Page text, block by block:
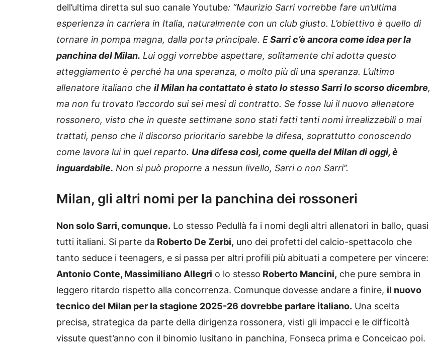
dell’ultima diretta sul suo canale Youtube: “Maurizio Sarri vorrebbe fare un’ultima
esperienza in carriera in Italia, naturalmente con un club giusto. L’obiettivo è quello di
tornare in pompa magna, dalla porta principale. ESarri c’è ancora come idea per la
panchina del Milan. Lui oggi vorrebbe aspettare, solitamente chi adotta questo
atteggiamento è perché ha una speranza, o molto più di una speranza. L’ultimo
allenatore italiano che il Milan ha contattato è stato lo stesso Sarri lo scorso dicembre,
ma non fu trovato l’accordo sui sei mesi di contratto. Se fosse lui il nuovo allenatore
rossonero, visto che in queste settimane sono stati fatti tanti nomi irrealizzabili o mai
trattati, penso che il discorso prioritario sarebbe la difesa, soprattutto conoscendo
come lavora lui in quel reparto. Una difesa così, come quella del Milan di oggi, è
inguardabile. Non si può proporre a nessun livello, Sarri o non Sarri”.
Milan, gli altri nomi per la panchina dei rossoneri
Non solo Sarri, comunque. Lo stesso Pedullà fa i nomi degli altri allenatori in ballo, quasi
tutti italiani. Si parte da Roberto De Zerbi, uno dei profetti del calcio-spettacolo che
tanto seduce i teenagers, e si passa per altri profili più abituati a competere per vincere:
Antonio Conte, Massimiliano Allegri o lo stesso Roberto Mancini, che pure sembra in
leggero ritardo rispetto alla concorrenza. Comunque dovesse andare a finire, il nuovo
tecnico del Milan per la stagione 2025-26 dovrebbe parlare italiano. Una scelta
precisa, strategica da parte della dirigenza rossonera, visti gli impacci e le difficoltà
vissute quest’anno con il binomio lusitano in panchina, Fonseca prima e Conceicao poi.